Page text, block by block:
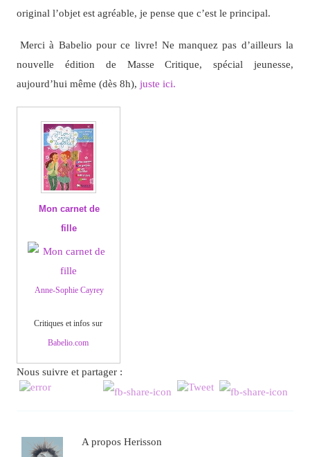
original l’objet est agréable, je pense que c’est le principal.
Merci à Babelio pour ce livre! Ne manquez pas d’ailleurs la
nouvelle édition de Masse Critique, spécial jeunesse,
aujourd’hui même (dès 8h), juste ici.
Mon carnet de
fille
Anne-Sophie Cayrey
Critiques et infos sur
Babelio.com
Nous suivre et partager :
A propos Herisson